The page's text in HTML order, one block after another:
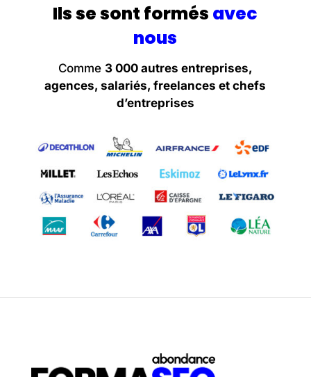
Ils se sont formés avec
nous
Comme 3 000 autres entreprises,
agences, salariés, freelances et chefs
d’entreprises